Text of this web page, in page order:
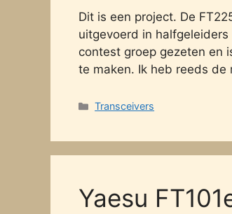
Dit is een project. De
uitgevoerd in halfgeleiders
contest groep gezeten en
te maken. Ik heb reeds de
Categories
Transceivers
Yaesu